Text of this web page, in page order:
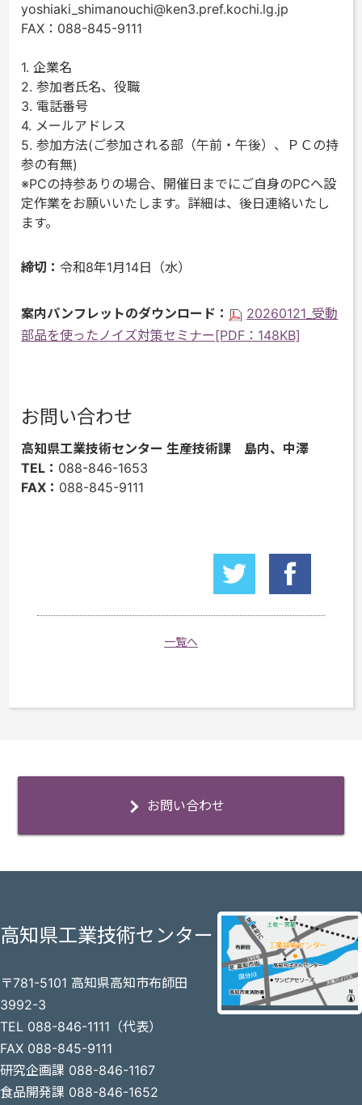
yoshiaki_shimanouchi@ken3.pref.kochi.lg.jp
FAX：088-845-9111
1. 企業名
2. 参加者氏名、役職
3. 電話番号
4. メールアドレス
5. 参加方法(ご参加される部（午前・午後）、ＰＣの持
参の有無)
※PCの持参ありの場合、開催日までにご自身のPCへ設
定作業をお願いいたします。詳細は、後日連絡いたし
ます。
締切：令和8年1月14日（水）
案内パンフレットのダウンロード：
20260121_受動
部品を使ったノイズ対策セミナー[PDF：148KB]
お問い合わせ
高知県工業技術センター 生産技術課 島内、中澤
TEL： 088-846-1653
FAX： 088-845-9111
一覧へ
お問い合わせ
高知県工業技術センター
〒781-5101 高知県高知市布師田
3992-3
TEL 088-846-1111（代表）
FAX 088-845-9111
研究企画課 088-846-1167
食品開発課 088-846-1652